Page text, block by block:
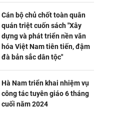
Cán bộ chủ chốt toàn quân
quán triệt cuốn sách "Xây
dựng và phát triển nền văn
hóa Việt Nam tiên tiến, đậm
đà bản sắc dân tộc"
Hà Nam triển khai nhiệm vụ
công tác tuyên giáo 6 tháng
cuối năm 2024